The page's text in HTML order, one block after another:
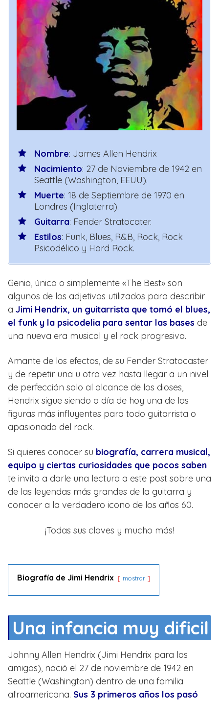
Nombre: James Allen Hendrix
Nacimiento: 27 de Noviembre de 1942 en
Seattle (Washington, EEUU).
Muerte: 18 de Septiembre de 1970 en
Londres (Inglaterra).
Guitarra: Fender Stratocater.
Estilos: Funk, Blues, R&B, Rock, Rock
Psicodélico y Hard Rock.
Genio, único o simplemente «The Best» son
algunos de los adjetivos utilizados para describir
a Jimi Hendrix, un guitarrista que tomó el blues,
el funk y la psicodelia para sentar las bases de
una nueva era musical y el rock progresivo.
Amante de los efectos, de su Fender Stratocaster
y de repetir una u otra vez hasta llegar a un nivel
de perfección solo al alcance de los dioses,
Hendrix sigue siendo a día de hoy una de las
figuras más influyentes para todo guitarrista o
apasionado del rock.
Si quieres conocer su biografía, carrera musical,
equipo y ciertas curiosidades que pocos saben
te invito a darle una lectura a este post sobre una
de las leyendas más grandes de la guitarra y
conocer a la verdadero icono de los años 60.
¡Todas sus claves y mucho más!
Biografía de Jimi Hendrix mostrar
Una infancia muy dificil
Johnny Allen Hendrix (Jimi Hendrix para los
amigos), nació el 27 de noviembre de 1942 en
Seattle (Washington) dentro de una familia
afroamericana. Sus 3 primeros años los pasó